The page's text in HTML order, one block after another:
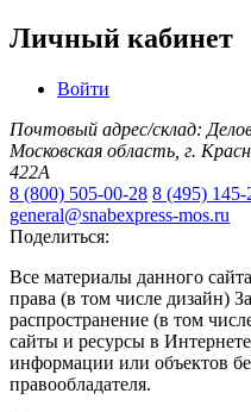
Личный кабинет
Войти
Почтовый адрес/склад:
Московская область, г.
422А
8 (800) 505-00-28 8 (495) 145-
general@snabexpress-mos.ru
Поделиться:
Все материалы данного
права (в том числе дизайн)
распространение (в том
сайты и ресурсы в
информации или объектов
правообладателя.